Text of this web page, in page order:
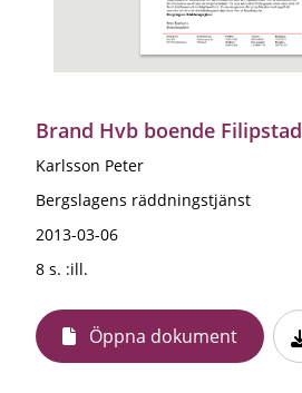
Brand Hvb boende Filipstad
Karlsson Peter
Bergslagens räddningstjänst
2013-03-06
8 s. :ill.
Öppna dokument